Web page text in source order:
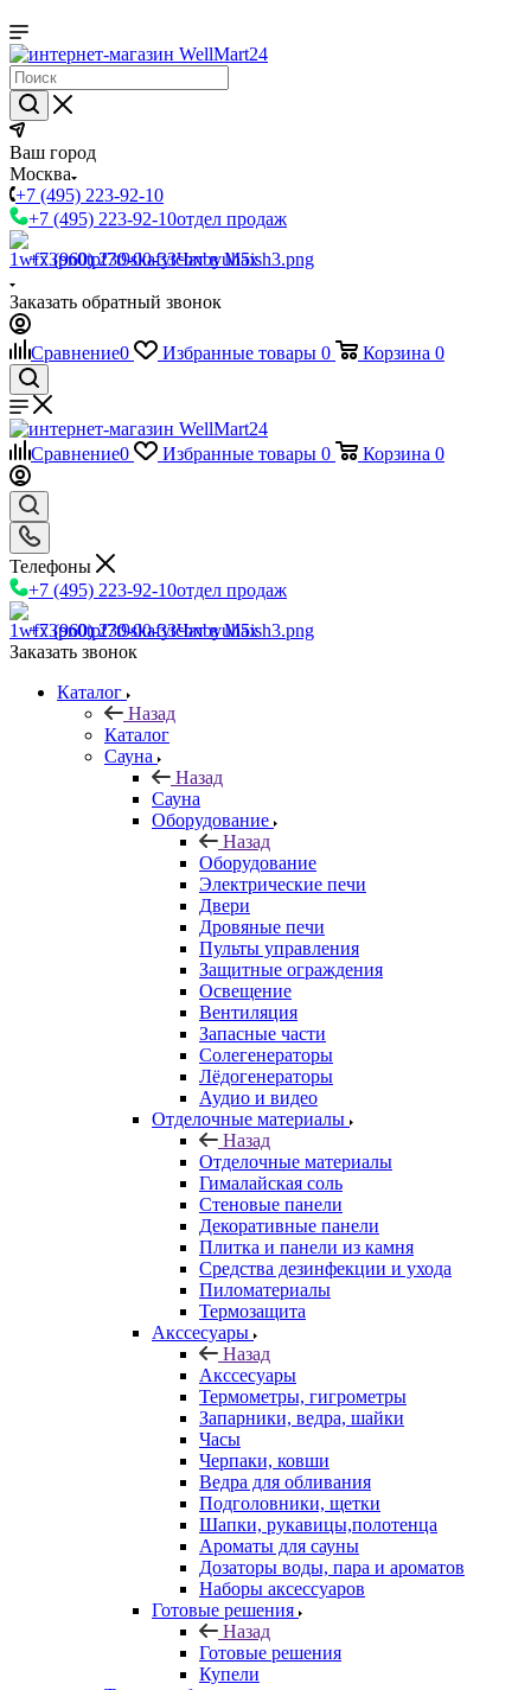
Ваш город
Москва
+7 (495) 223-92-10
+7 (495) 223-92-10отдел продаж
+7 (960) 230-00-33Чат в Max
Заказать обратный звонок
Сравнение0 Избранные товары 0 Корзина 0
Сравнение0 Избранные товары 0 Корзина 0
Телефоны
+7 (495) 223-92-10отдел продаж
+7 (960) 230-00-33Чат в Max
Заказать звонок
Каталог
Назад
Каталог
Сауна
Назад
Сауна
Оборудование
Назад
Оборудование
Электрические печи
Двери
Дровяные печи
Пульты управления
Защитные ограждения
Освещение
Вентиляция
Запасные части
Солегенераторы
Лёдогенераторы
Аудио и видео
Отделочные материалы
Назад
Отделочные материалы
Гималайская соль
Стеновые панели
Декоративные панели
Плитка и панели из камня
Средства дезинфекции и ухода
Пиломатериалы
Термозащита
Аксcесуары
Назад
Аксcесуары
Термометры, гигрометры
Запарники, ведра, шайки
Часы
Черпаки, ковши
Ведра для обливания
Подголовники, щетки
Шапки, рукавицы,полотенца
Ароматы для сауны
Дозаторы воды, пара и ароматов
Наборы аксессуаров
Готовые решения
Назад
Готовые решения
Купели